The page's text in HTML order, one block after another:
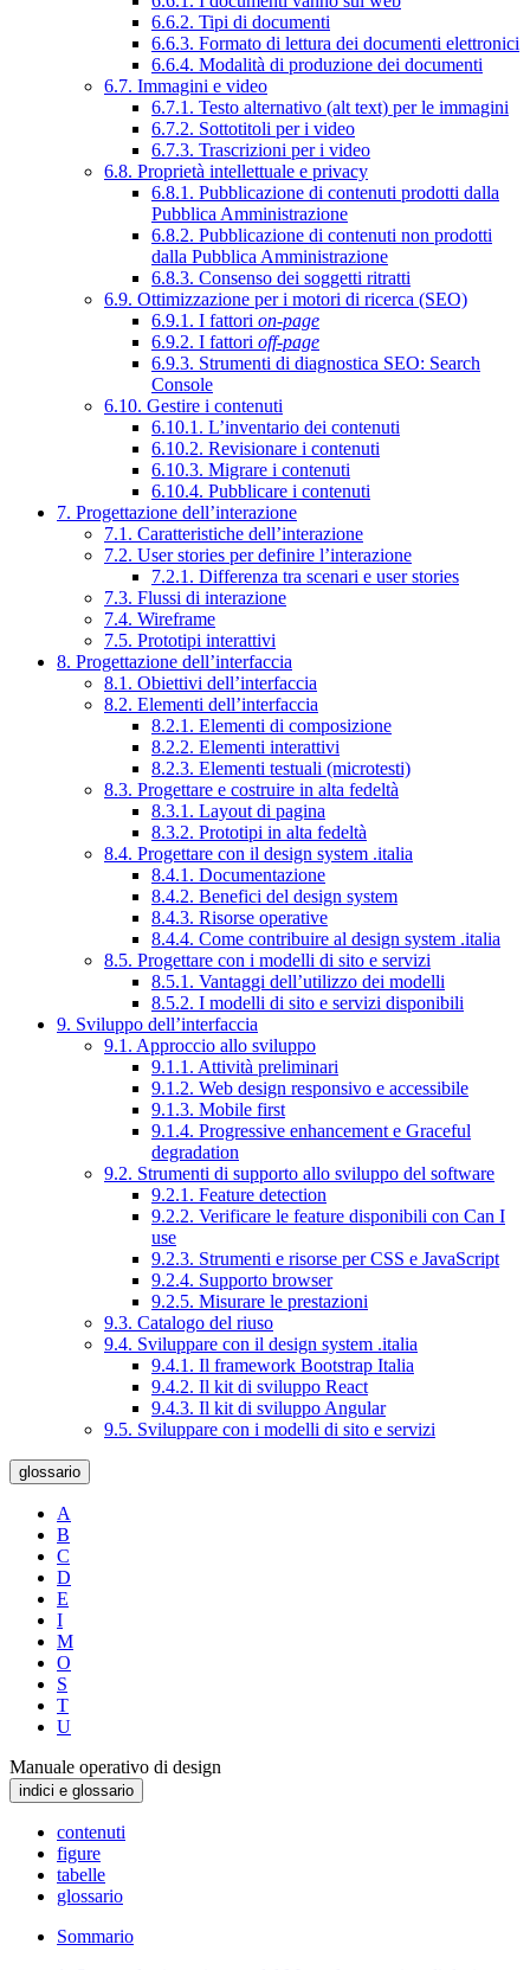
6.6.2. Tipi di documenti
6.6.3. Formato di lettura dei documenti elettronici
6.6.4. Modalità di produzione dei documenti
6.7. Immagini e video
6.7.1. Testo alternativo (alt text) per le immagini
6.7.2. Sottotitoli per i video
6.7.3. Trascrizioni per i video
6.8. Proprietà intellettuale e privacy
6.8.1. Pubblicazione di contenuti prodotti dalla
Pubblica Amministrazione
6.8.2. Pubblicazione di contenuti non prodotti
dalla Pubblica Amministrazione
6.8.3. Consenso dei soggetti ritratti
6.9. Ottimizzazione per i motori di ricerca (SEO)
6.9.1. I fattori on-page
6.9.2. I fattori off-page
6.9.3. Strumenti di diagnostica SEO: Search
Console
6.10. Gestire i contenuti
6.10.1. L’inventario dei contenuti
6.10.2. Revisionare i contenuti
6.10.3. Migrare i contenuti
6.10.4. Pubblicare i contenuti
7. Progettazione dell’interazione
7.1. Caratteristiche dell’interazione
7.2. User stories per definire l’interazione
7.2.1. Differenza tra scenari e user stories
7.3. Flussi di interazione
7.4. Wireframe
7.5. Prototipi interattivi
8. Progettazione dell’interfaccia
8.1. Obiettivi dell’interfaccia
8.2. Elementi dell’interfaccia
8.2.1. Elementi di composizione
8.2.2. Elementi interattivi
8.2.3. Elementi testuali (microtesti)
8.3. Progettare e costruire in alta fedeltà
8.3.1. Layout di pagina
8.3.2. Prototipi in alta fedeltà
8.4. Progettare con il design system .italia
8.4.1. Documentazione
8.4.2. Benefici del design system
8.4.3. Risorse operative
8.4.4. Come contribuire al design system .italia
8.5. Progettare con i modelli di sito e servizi
8.5.1. Vantaggi dell’utilizzo dei modelli
8.5.2. I modelli di sito e servizi disponibili
9. Sviluppo dell’interfaccia
9.1. Approccio allo sviluppo
9.1.1. Attività preliminari
9.1.2. Web design responsivo e accessibile
9.1.3. Mobile first
9.1.4. Progressive enhancement e Graceful
degradation
9.2. Strumenti di supporto allo sviluppo del software
9.2.1. Feature detection
9.2.2. Verificare le feature disponibili con Can I
use
9.2.3. Strumenti e risorse per CSS e JavaScript
9.2.4. Supporto browser
9.2.5. Misurare le prestazioni
9.3. Catalogo del riuso
9.4. Sviluppare con il design system .italia
9.4.1. Il framework Bootstrap Italia
9.4.2. Il kit di sviluppo React
9.4.3. Il kit di sviluppo Angular
9.5. Sviluppare con i modelli di sito e servizi
glossario
A
B
C
D
E
I
M
O
S
T
U
Manuale operativo di design
indici e glossario
contenuti
figure
tabelle
glossario
Sommario